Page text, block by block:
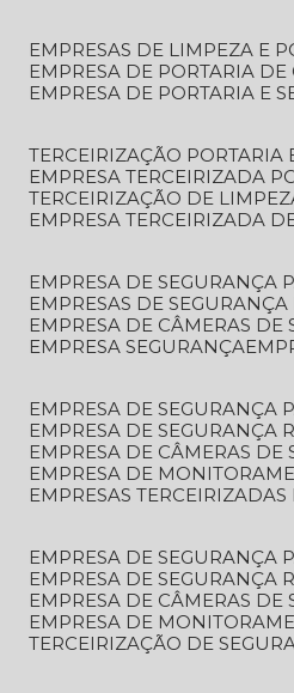
EMPRESAS DE LIMPEZA E
EMPRESA DE PORTARIA
EMPRESA DE PORTARIA E
TERCEIRIZAÇÃO
EMPRESA TERCEIRIZADA
TERCEIRIZAÇÃO DE
EMPRESA TERCEIRIZADA
EMPRESA DE SEGURANÇA
EMPRESAS DE
EMPRESA DE CÂMERAS DE
EMPRESA SEGURANÇA
EMPRESA DE
EMPRESA DE
EMPRESA DE CÂMERAS
EMPRESA DE
EMPRESAS
EMPRESA DE SEGURANÇA
EMPRESA DE
EMPRESA DE CÂMERAS
EMPRESA DE
TERCEIRIZAÇÃO DE